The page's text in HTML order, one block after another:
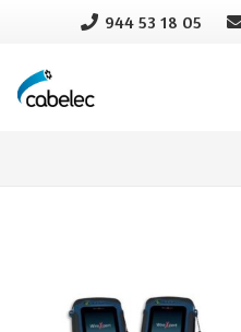
944 53 18 05